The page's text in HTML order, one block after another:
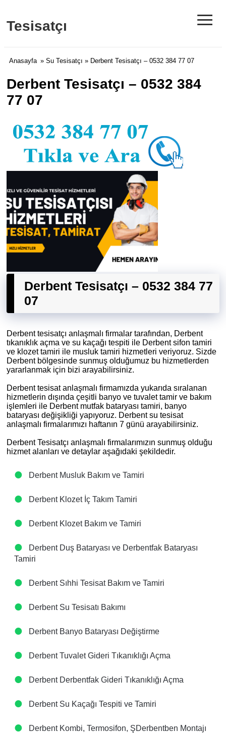
Tesisatçı ≡
Anasayfa » Su Tesisatçı » Derbent Tesisatçı – 0532 384 77 07
Derbent Tesisatçı – 0532 384
77 07
Derbent Tesisatçı – 0532 384 77
07
Derbent tesisatçı anlaşmalı firmalar tarafından, Derbent
tıkanıklık açma ve su kaçağı tespiti ile Derbent sifon tamiri
ve klozet tamiri ile musluk tamiri hizmetleri veriyoruz. Sizde
Derbent bölgesinde sunmuş olduğumuz bu hizmetlerden
yararlanmak için bizi arayabilirsiniz.
Derbent tesisat anlaşmalı firmamızda yukarıda sıralanan
hizmetlerin dışında çeşitli banyo ve tuvalet tamir ve bakım
işlemleri ile Derbent mutfak bataryası tamiri, banyo
bataryası değişikliği yapıyoruz. Derbent su tesisat
anlaşmalı firmalarımızı haftanın 7 günü arayabilirsiniz.
Derbent Tesisatçı anlaşmalı firmalarımızın sunmuş olduğu
hizmet alanları ve detaylar aşağıdaki şekildedir.
Derbent Musluk Bakım ve Tamiri
Derbent Klozet İç Takım Tamiri
Derbent Klozet Bakım ve Tamiri
Derbent Duş Bataryası ve Derbentfak Bataryası
Tamiri
Derbent Sıhhi Tesisat Bakım ve Tamiri
Derbent Su Tesisatı Bakımı
Derbent Banyo Bataryası Değiştirme
Derbent Tuvalet Gideri Tıkanıklığı Açma
Derbent Derbentfak Gideri Tıkanıklığı Açma
Derbent Su Kaçağı Tespiti ve Tamiri
Derbent Kombi, Termosifon, ŞDerbentben Montajı